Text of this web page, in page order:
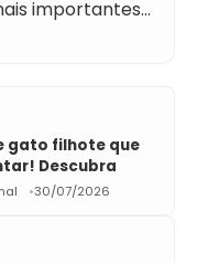
importantes…
gato filhote que
Descubra
30/07/2026